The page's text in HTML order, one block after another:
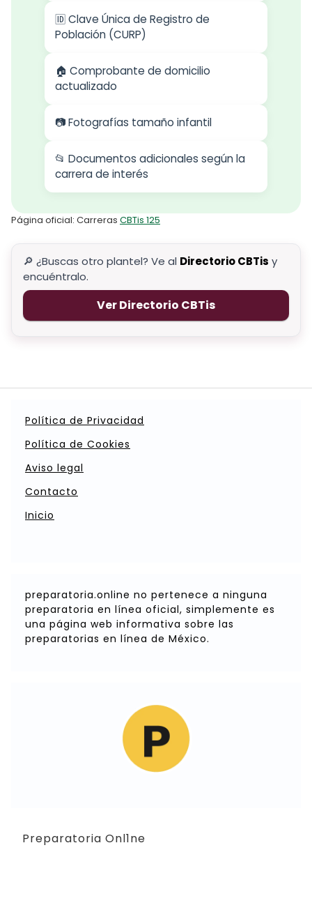
🆔 Clave Única de Registro de
Población (CURP)
🏠 Comprobante de domicilio
actualizado
📷 Fotografías tamaño infantil
📂 Documentos adicionales según la
carrera de interés
Página oficial: Carreras CBTis 125
🔎 ¿Buscas otro plantel? Ve al Directorio CBTis y
encuéntralo.
Ver Directorio CBTis
Política de Privacidad
Política de Cookies
Aviso legal
Contacto
Inicio
preparatoria.online no pertenece a ninguna
preparatoria en línea oficial, simplemente es
una página web informativa sobre las
preparatorias en línea de México.
Preparatoria Onl1ne